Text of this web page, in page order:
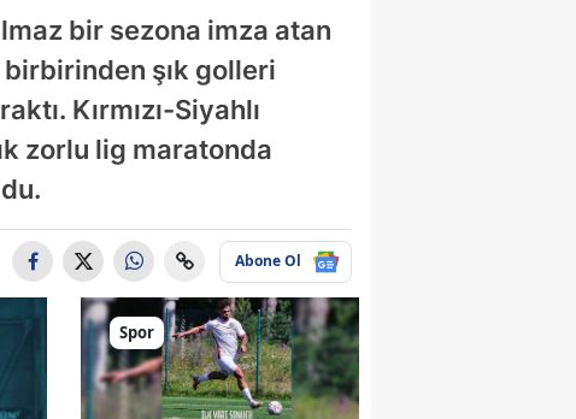
bir sezona imza atan
birbirinden şık golleri
Kırmızı-Siyahlı
zorlu lig maratonda
Abone Ol
Spor